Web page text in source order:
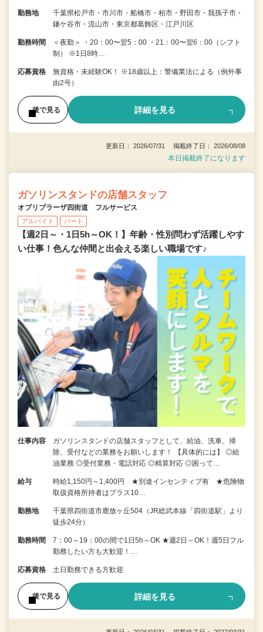
勤務地
千葉県松戸市・市川市・船橋市・柏市・野田市・我孫子市・
鎌ケ谷市・流山市・東京都葛飾区・江戸川区
勤務時間
＜夜勤＞ ・20：00〜翌5：00 ・21：00〜翌6：00（シフト
制） ※1日8時…
応募資格
無資格・未経験OK！ ※18歳以上：警備業法による（例外事
由2号）
後で見る 詳細を見る
更新日： 2026/07/31 掲載終了日： 2026/08/08
本日掲載終了になります
ガソリンスタンドの店舗スタッフ
オブリプラーザ四街道 フルサービス
アルバイト パート
【週2日～・1日5h～OK！】年齢・性別問わず活躍しやす
い仕事！色んな仲間と出会える楽しい職場です♪
仕事内容
ガソリンスタンドの店舗スタッフとして、給油、洗車、掃
除、受付などの業務をお願いします！ 【具体的には】 ◎給
油業務 ◎受付業務・電話対応 ◎精算対応 ◎困って…
給与
時給1,150円～1,400円 ★別途インセンティブ有 ★危険物
取扱資格所持者はプラス10…
勤務地
千葉県四街道市鹿放ヶ丘504（JR総武本線「四街道駅」より
徒歩24分）
勤務時間
7：00～19：00の間で1日5h～OK ★週2日～OK！週5日フル
勤務したい方も大歓迎！…
応募資格 土日勤務できる方歓迎
後で見る 詳細を見る